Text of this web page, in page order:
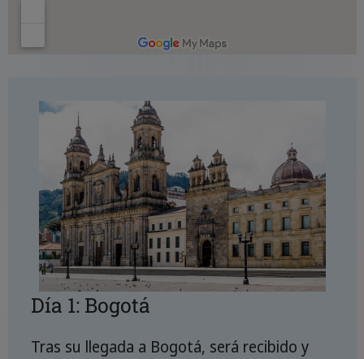
Día 1: Bogotá
Tras su llegada a Bogotá, será recibido y